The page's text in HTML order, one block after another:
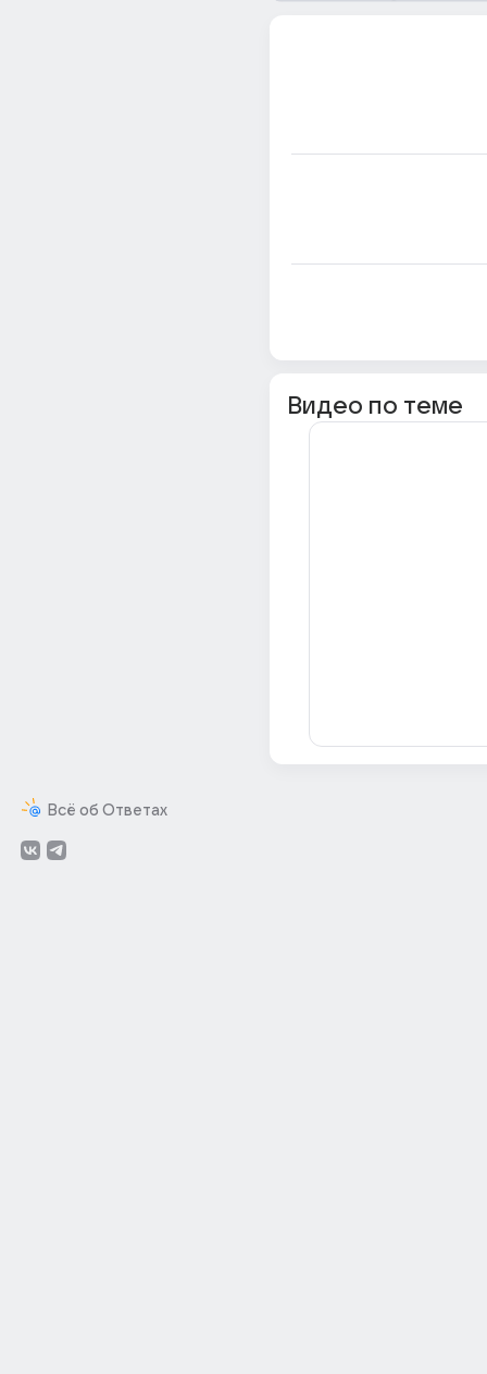
Всё об Ответах
Видео по теме